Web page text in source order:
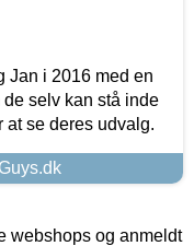
Jan i 2016 med en
selv kan stå inde
at se deres udvalg.
webshops og anmeldt